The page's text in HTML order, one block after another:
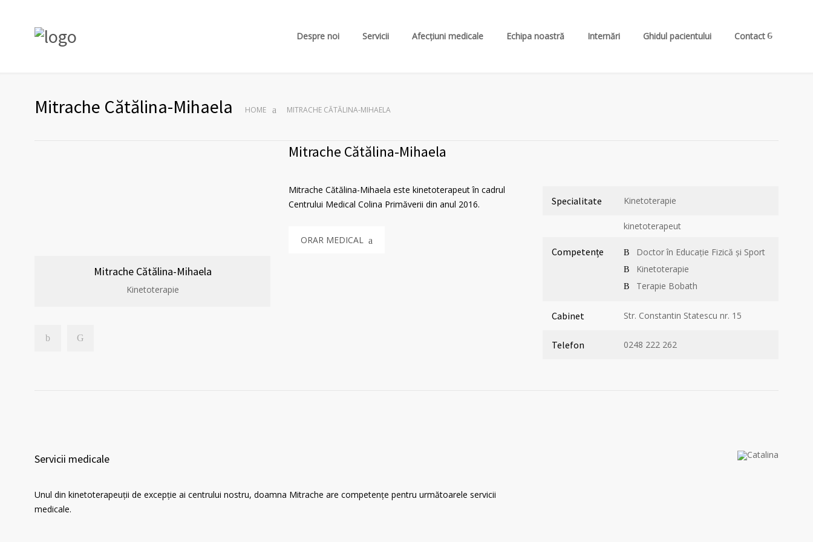
Despre noi Servicii Afecțiuni medicale Echipa noastră Internări Ghidul pacientului Contact
Mitrache Cătălina-Mihaela HOME MITRACHE CĂTĂLINA-MIHAELA
Mitrache Cătălina-Mihaela
Kinetoterapie
Mitrache Cătălina-Mihaela
Mitrache Cătălina-Mihaela este kinetoterapeut în cadrul
Centrului Medical Colina Primăverii din anul 2016.
ORAR MEDICAL
Specialitate Kinetoterapie
kinetoterapeut
Competențe
Doctor în Educație Fizică și Sport
Kinetoterapie
Terapie Bobath
Cabinet Str. Constantin Statescu nr. 15
Telefon 0248 222 262
Servicii medicale
Unul din kinetoterapeuții de excepție ai centrului nostru, doamna Mitrache are competențe pentru următoarele servicii
medicale.